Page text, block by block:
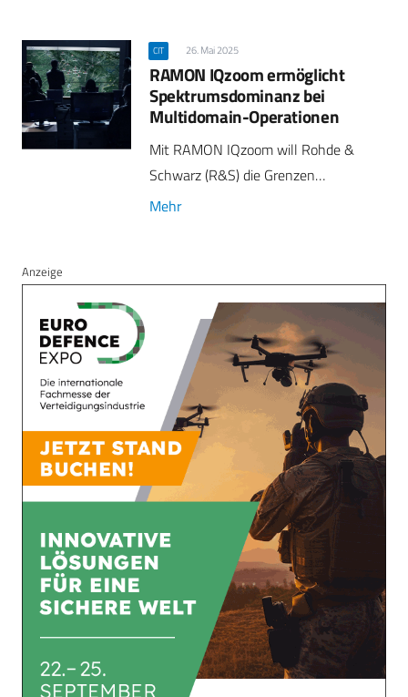
CIT 26. Mai 2025
RAMON IQzoom ermöglicht
Spektrumsdominanz bei
Multidomain-Operationen
Mit RAMON IQzoom will Rohde &
Schwarz (R&S) die Grenzen…
Mehr
Anzeige